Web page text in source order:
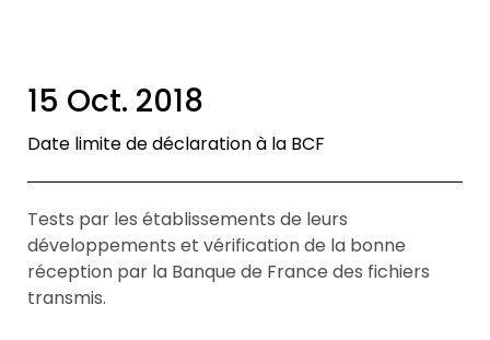
15 Oct. 2018
Date limite de déclaration à la BCF
Tests par les établissements de leurs
développements et vérification de la bonne
réception par la Banque de France des fichiers
transmis.